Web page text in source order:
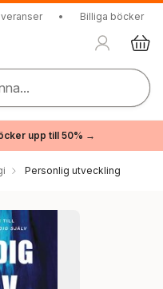
• Billiga böcker
upp till 50% →
Personlig utveckling